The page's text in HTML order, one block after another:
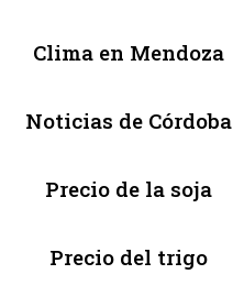
Clima en Mendoza
Noticias de Córdoba
Precio de la soja
Precio del trigo